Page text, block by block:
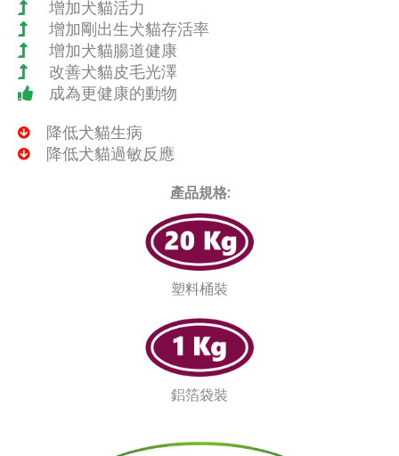
增加犬貓活力
增加剛出生犬貓存活率
增加犬貓腸道健康
改善犬貓皮毛光澤
成為更健康的動物
降低犬貓生病
降低犬貓過敏反應
產品規格:
塑料桶裝
鋁箔袋裝